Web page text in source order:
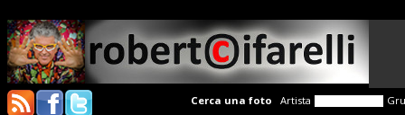
Cerca una foto Artista